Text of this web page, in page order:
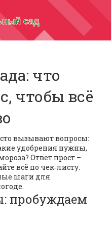
что
чтобы всё
вызывают вопросы:
удобрения нужны,
Ответ прост –
всё по чек‑листу.
шаги для
пробуждаем